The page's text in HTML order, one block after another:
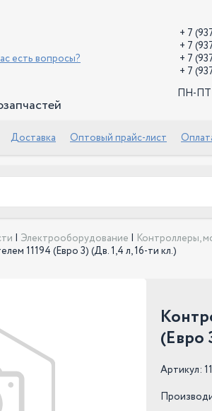
есть вопросы?
+ 7
+ 7
+ 7
+ 7
ПН-ПТ
Доставка Оптовый прайс-лист
| Электрооборудование | Контроллеры,
11194 (Евро 3) (Дв. 1,4 л, 16-ти кл.)
(Евро
Артикул: